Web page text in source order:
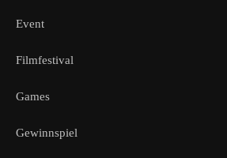
Event
Filmfestival
Games
Gewinnspiel